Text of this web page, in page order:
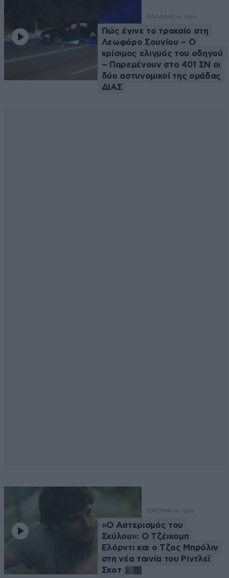
ΕΛΛΑΔΑ 1 ω. πριν
Πώς έγινε το τροχαίο στη
Λεωφόρο Σουνίου – Ο
κρίσιμος ελιγμός του οδηγού
– Παρεμένουν στο 401 ΣΝ οι
δύο αστυνομικοί της ομάδας
ΔΙΑΣ
ΣΙΝΕΜΑ 1 ω. πριν
«Ο Αστερισμός του
Σκύλου»: Ο Τζέικομπ
Ελόρντι και ο Τζος Μπρόλιν
στη νέα ταινία του Ρίντλεϊ
Σκοτ